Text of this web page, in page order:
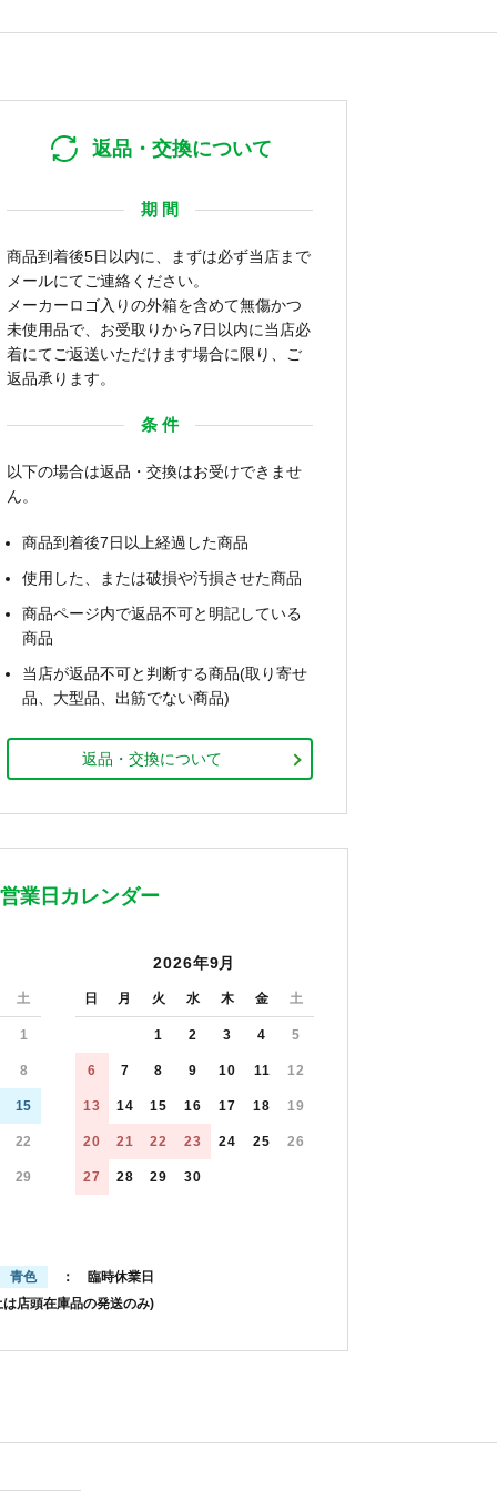
返品・交換について
期 間
商品到着後5日以内に、まずは必ず当店まで
メールにてご連絡ください。
メーカーロゴ入りの外箱を含めて無傷かつ
未使用品で、お受取りから7日以内に当店必
着にてご返送いただけます場合に限り、ご
返品承ります。
条 件
以下の場合は返品・交換はお受けできませ
ん。
商品到着後7日以上経過した商品
使用した、または破損や汚損させた商品
商品ページ内で返品不可と明記している
商品
当店が返品不可と判断する商品(取り寄せ
品、大型品、出筋でない商品)
返品・交換について
営業日カレンダー
土
1
8
15
22
29
2026年9月
日 月 火 水 木 金 土
1 2 3 4 5
6 7 8 9 10 11 12
13 14 15 16 17 18 19
20 21 22 23 24 25 26
27 28 29 30
青色
： 臨時休業日
店頭在庫品の発送のみ)